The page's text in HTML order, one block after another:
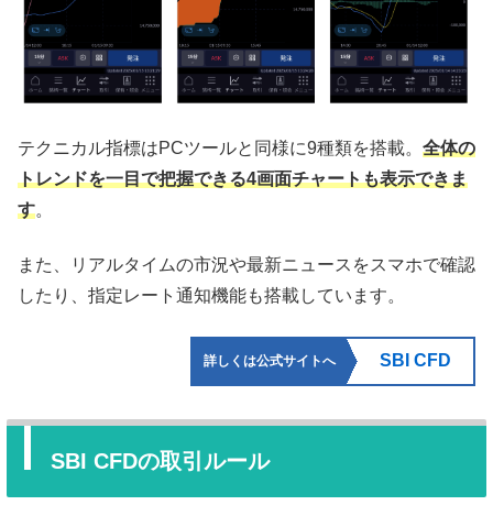
テクニカル指標はPCツールと同様に9種類を搭載。 全体の
トレンドを一目で把握できる4画面チャートも表示できま
す。
また、リアルタイムの市況や最新ニュースをスマホで確認
したり、指定レート通知機能も搭載しています。
詳しくは公式サイトへ SBI CFD
SBI CFDの取引ルール